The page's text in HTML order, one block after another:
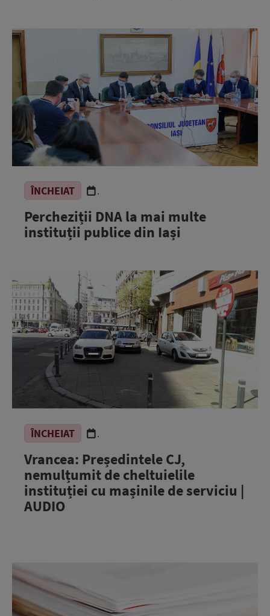
ÎNCHEIAT .
Percheziții DNA la mai multe
instituții publice din Iași
ÎNCHEIAT .
Vrancea: Președintele CJ,
nemulțumit de cheltuielile
instituției cu mașinile de serviciu |
AUDIO